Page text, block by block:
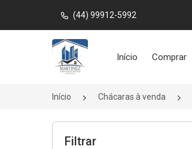
(44) 99912-5992
Página inicial
Início Comprar
Início Chácaras à venda
Filtrar